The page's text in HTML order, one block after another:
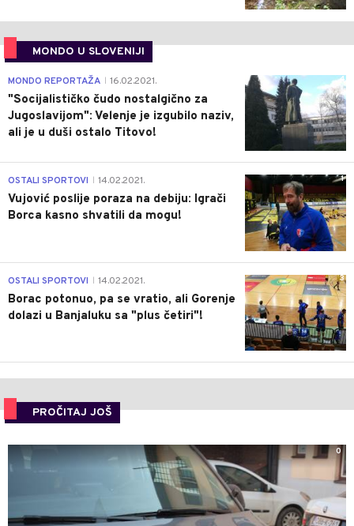
MONDO U SLOVENIJI
4
MONDO REPORTAŽA 16.02.2021.
"Socijalističko čudo nostalgično za
Jugoslavijom": Velenje je izgubilo naziv,
ali je u duši ostalo Titovo!
1
OSTALI SPORTOVI 14.02.2021.
Vujović poslije poraza na debiju: Igrači
Borca kasno shvatili da mogu!
3
OSTALI SPORTOVI 14.02.2021.
Borac potonuo, pa se vratio, ali Gorenje
dolazi u Banjaluku sa "plus četiri"!
PROČITAJ JOŠ
0